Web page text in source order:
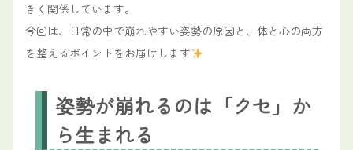
きく関係しています。
今回は、日常の中で崩れやすい姿勢の原因と、体と心の両方
を整えるポイントをお届けします
姿勢が崩れるのは「クセ」か
ら生まれる